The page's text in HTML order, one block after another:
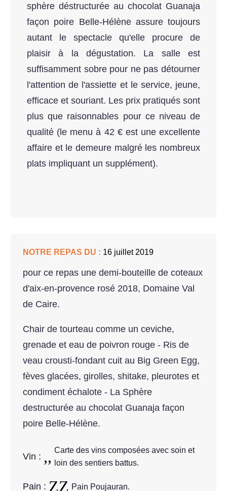
sphère déstructurée au chocolat Guanaja
façon poire Belle-Hélène assure toujours
autant le spectacle qu'elle procure de
plaisir à la dégustation. La salle est
suffisamment sobre pour ne pas détourner
l'attention de l'assiette et le service, jeune,
efficace et souriant. Les prix pratiqués sont
plus que raisonnables pour ce niveau de
qualité (le menu à 42 € est une excellente
affaire et le demeure malgré les nombreux
plats impliquant un supplément).
NOTRE REPAS DU : 16 juillet 2019
pour ce repas une demi-bouteille de coteaux
d'aix-en-provence rosé 2018, Domaine Val
de Caire.
Chair de tourteau comme un ceviche,
grenade et eau de poivron rouge - Ris de
veau crousti-fondant cuit au Big Green Egg,
fèves glacées, girolles, shitake, pleurotes et
condiment échalote - La Sphère
destructurée au chocolat Guanaja façon
poire Belle-Hélène.
Vin :
Carte des vins composées avec soin et
loin des sentiers battus.
Pain : Pain Poujauran.